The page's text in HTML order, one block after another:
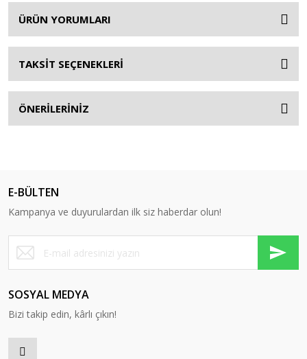
ÜRÜN YORUMLARI
TAKSİT SEÇENEKLERİ
ÖNERİLERİNİZ
E-BÜLTEN
Kampanya ve duyurulardan ilk siz haberdar olun!
SOSYAL MEDYA
Bizi takip edin, kârlı çıkın!